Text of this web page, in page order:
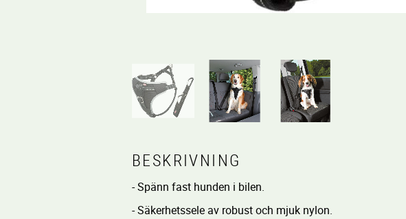
BESKRIVNING
- Spänn fast hunden i bilen.
- Säkerhetssele av robust och mjuk nylon.